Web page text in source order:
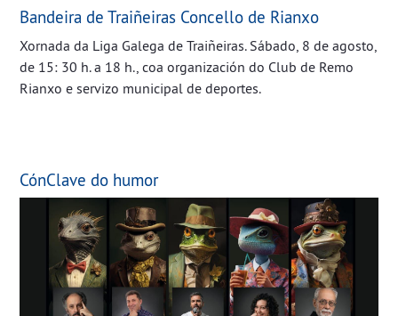
Bandeira de Traiñeiras Concello de Rianxo
Xornada da Liga Galega de Traiñeiras. ​​​​​​​Sábado, 8 de agosto,
de 15: 30 h. a 18 h., coa organización do Club de Remo
Rianxo e servizo municipal de deportes.
CónClave do humor